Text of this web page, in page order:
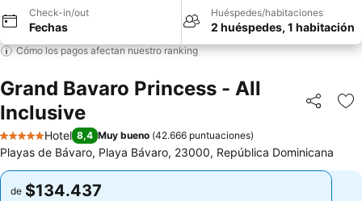
Check-in/out
Fechas
Huéspedes/habitaciones
2 huéspedes, 1 habitación
Cómo los pagos afectan nuestro ranking
Grand Bavaro Princess - All
Inclusive
Compartir
5 Estrellas
Hotel 8,4 Muy bueno (42.666 puntuaciones)
Playas de Bávaro, Playa Bávaro, 23000, República Dominicana
de $134.437
de $134.437